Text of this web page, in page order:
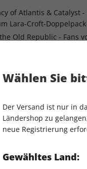
of Atlantis & Catalyst
Lara-Croft-
Old Republic - Fans
in die Fußstapfen
Racer - Wettrennen im
Pod-Rennen!
von Baldur's Gate 3
haben erste Infos.
der nächste Teil von
Protagonisten. Und
Wählen Sie
Der Versand ist nur in
Ländershop zu
neue Registrierung
Gewähltes Land: